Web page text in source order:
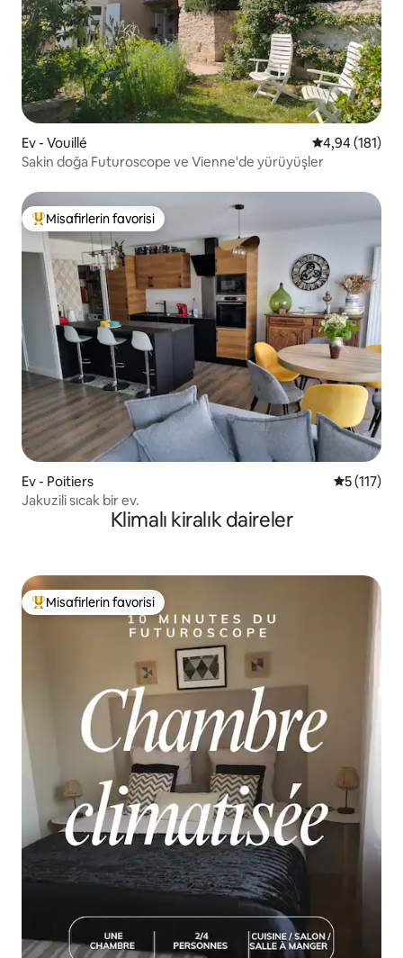
Ev - Vouillé 5 üzerinden
4,94 (181)
Sakin doğa Futuroscope ve Vienne'de yürüyüşler
Misafirlerin favorilerinden en beğenilenler arasında
Misafirlerin favorisi
Ev - Poitiers 55 (117)
Jakuzili sıcak bir ev.
Klimalı kiralık daireler
Misafirlerin favorilerinden en beğenilenler arasında
Misafirlerin favorisi